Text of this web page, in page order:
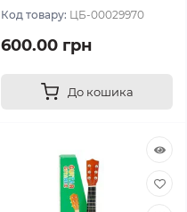
Код товару: ЦБ-00029970
600.00 грн
До кошика